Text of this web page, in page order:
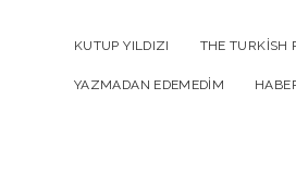
KUTUP YILDIZI THE TURKISH
YAZMADAN EDEMEDIM